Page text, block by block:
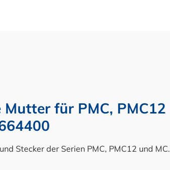
für PMC, PMC12
Stecker der Serien PMC, PMC12 und MC.